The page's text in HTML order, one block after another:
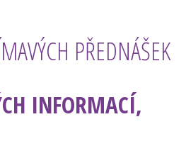
PŘEDNÁŠEK
INFORMACÍ,